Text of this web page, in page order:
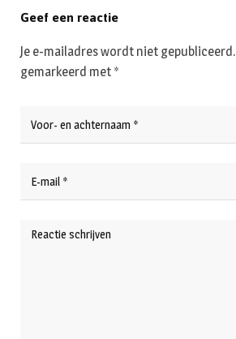
Geef een reactie
Je e-mailadres wordt niet gepubliceerd.
gemarkeerd met *